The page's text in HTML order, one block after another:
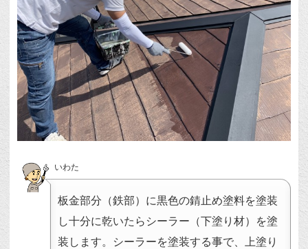
いわた
板金部分（鉄部）に黒色の錆止め塗料を塗装
し十分に乾いたらシーラー（下塗り材）を塗
装します。シーラーを塗装する事で、上塗り